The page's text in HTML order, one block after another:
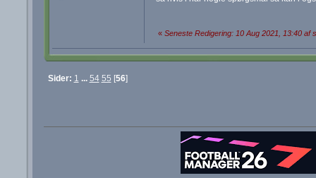
« Seneste Redigering: 10 Aug 2021, 13:40 af
Sider: 1 ... 54 55 [56]